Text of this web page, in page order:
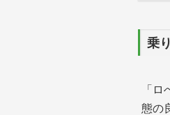
乗
「
態の